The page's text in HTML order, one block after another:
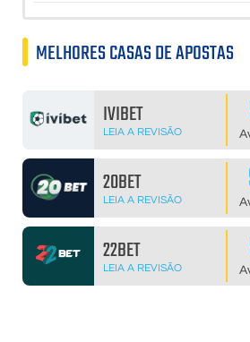
MELHORES CASAS DE APOSTAS
IVIBET
LEIA A REVISÃO
20BET
LEIA A REVISÃO
22BET
LEIA A REVISÃO